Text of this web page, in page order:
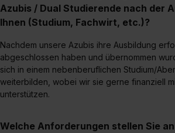
Azubis / Dual Studierende nach der
Ihnen (Studium, Fachwirt, etc.)?
Nachdem unsere Azubis ihre Ausbildung
abgeschlossen haben und übernommen
sich in einem nebenberuflichen Studium/
weiterbilden, wobei wir sie gerne finanziell
unterstützen.
Welche Anforderungen stellen Sie